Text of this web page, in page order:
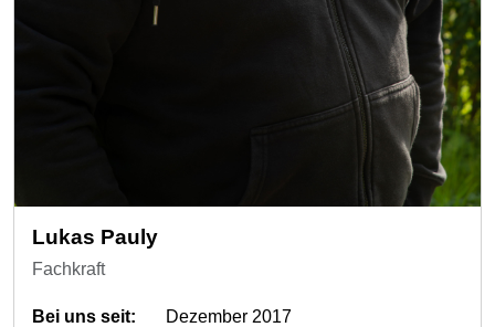
Lukas Pauly
Fachkraft
Bei uns seit: Dezember 2017